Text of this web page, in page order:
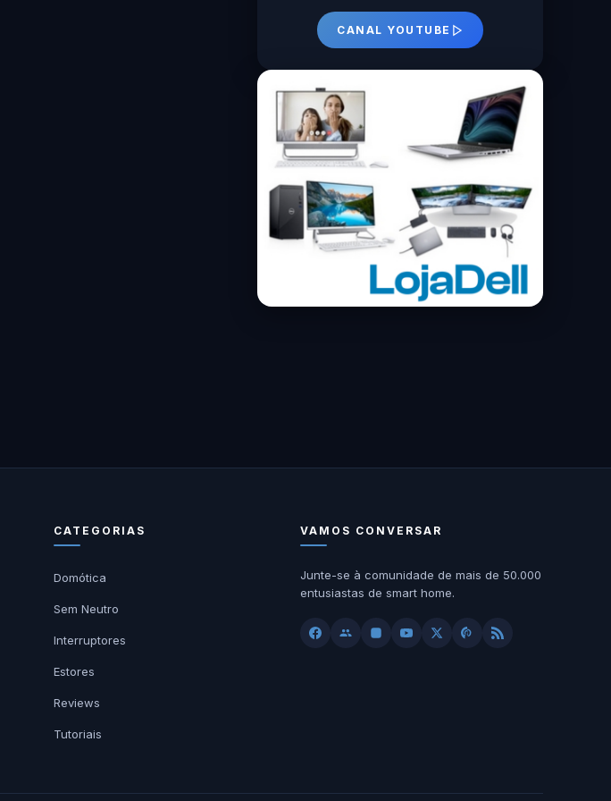
CANAL YOUTUBE
CATEGORIAS
Domótica
Sem Neutro
Interruptores
Estores
Reviews
Tutoriais
VAMOS CONVERSAR
Junte-se à comunidade de mais de 50.000
entusiastas de smart home.